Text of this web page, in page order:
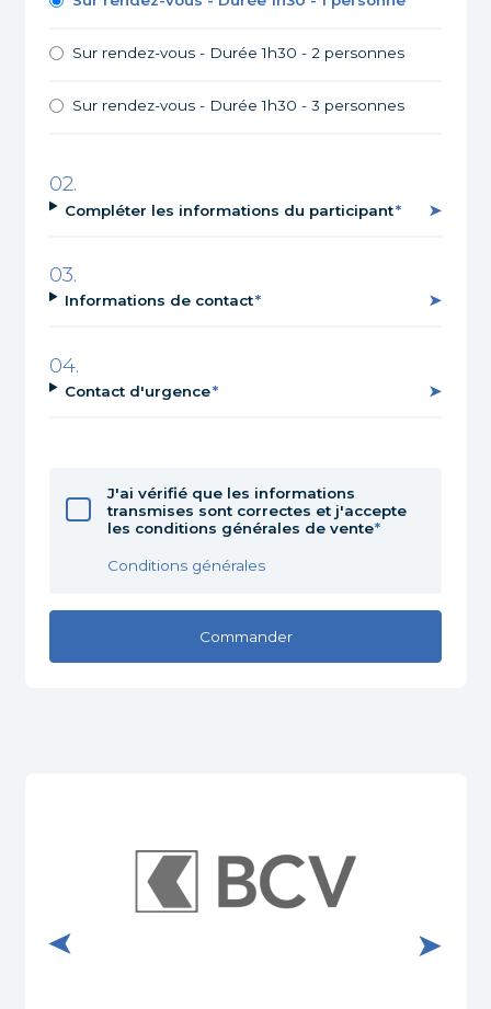
Sur rendez-vous - Durée 1h30 - 2 personnes
Sur rendez-vous - Durée 1h30 - 3 personnes
Compléter les informations du participant
Informations de contact
Contact d'urgence
J'ai vérifié que les informations
transmises sont correctes et j'accepte
les conditions générales de vente
Conditions générales
Visiter le site internet de BCV Pully